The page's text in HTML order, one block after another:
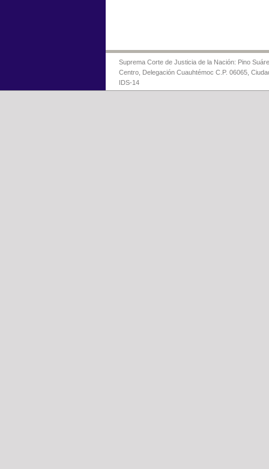
Suprema Corte de Justicia de la Nación: Pino
Centro, Delegación Cuauhtémoc C.P. 06065,
IDS-14